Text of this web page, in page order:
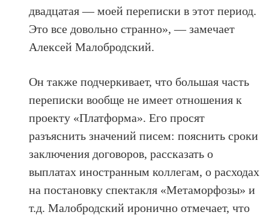
двадцатая — моей переписки в этот период.
Это все довольно странно», — замечает
Алексей Малобродский.
Он также подчеркивает, что большая часть
переписки вообще не имеет отношения к
проекту «Платформа». Его просят
разъяснить значений писем: пояснить сроки
заключения договоров, рассказать о
выплатах иностранным коллегам, о расходах
на постановку спектакля «Метаморфозы» и
т.д. Малобродский иронично отмечает, что